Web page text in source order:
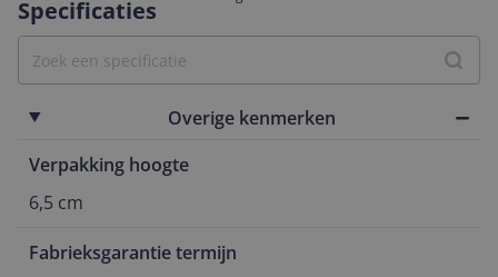
Specificaties
Overige kenmerken
Verpakking hoogte
6,5 cm
Fabrieksgarantie termijn